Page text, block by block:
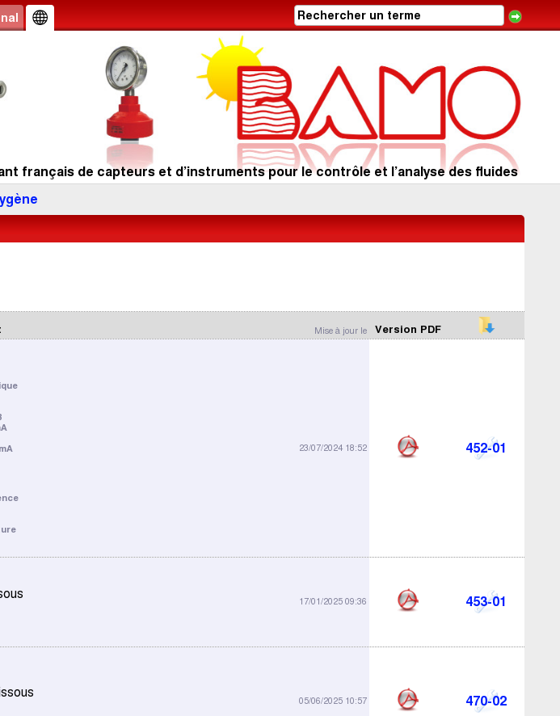
français de capteurs et d’instruments pour le contrôle et l’analyse des fluides
Mise à jour le Version PDF
23/07/2024 18:52 452-01
17/01/2025 09:36 453-01
05/06/2025 10:57 470-02